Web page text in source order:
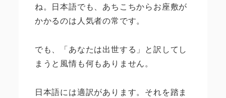
ね。日本語でも、あちこちからお座敷が
かかるのは人気者の常です。
でも、「あなたは出世する」と訳してし
まうと風情も何もありません。
日本語には適訳があります。それを踏ま